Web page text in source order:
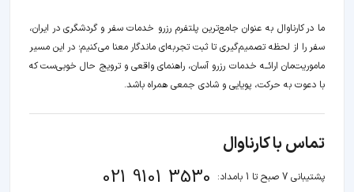
ما در کارناوال به عنوان جامع‌ترین پلتفرم رزرو خدمات سفر و گردشگری در ایران،
سفر را از لحظه‌ تصمیم‌گیری تا ثبت تجربه‌ای ماندگار معنا می‌کنیم؛ در این مسیر‍
ماموریت‌مان اراﺋــﻪ خدمات رزرو آسان، راهنمای واقعی و ترویج حال خوبی‌ست که
با دعوت به حرکت، پویایی و شادی جمعی همراه باشد.
تماس با کارناوال
پشتیبانی 7 صبح تا 1 بامداد: 021 9101 3530